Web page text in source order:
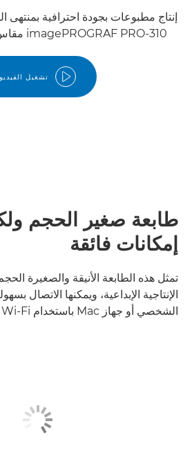
إنتاج مطبوعات بجودة احترافية بمنتهى
imagePROGRAF PRO-310 مقاس A3+‎ صغيرة الحجم
تشغيل الفيديو
طابعة صغير الحجم
إمكانات فائقة
الإنتاجية الإبداعية، ويمكنها الاتصال
الشخصي أو جهاز Mac باستخدام Wi-Fi أو Ethernet.